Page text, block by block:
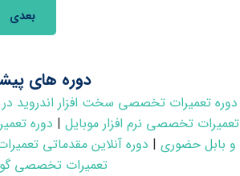
بعدی
دوره های
دوره تعمیرات تخصصی سخت افزار اندروید
تعمیرات تخصصی نرم افزار موبایل | دوره
و بابل حضوری | دوره آنلاین مقدماتی
تعمیرات تخصصی